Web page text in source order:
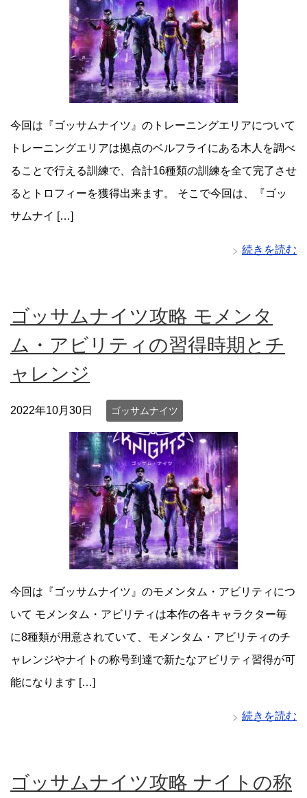
今回は『ゴッサムナイツ』のトレーニングエリアについて
トレーニングエリアは拠点のベルフライにある木人を調べ
ることで行える訓練で、合計16種類の訓練を全て完了させ
るとトロフィーを獲得出来ます。 そこで今回は、『ゴッ
サムナイ […]
続きを読む
ゴッサムナイツ攻略 モメンタ
ム・アビリティの習得時期とチ
ャレンジ
2022年10月30日 ゴッサムナイツ
今回は『ゴッサムナイツ』のモメンタム・アビリティにつ
いて モメンタム・アビリティは本作の各キャラクター毎
に8種類が用意されていて、モメンタム・アビリティのチ
ャレンジやナイトの称号到達で新たなアビリティ習得が可
能になります […]
続きを読む
ゴッサムナイツ攻略 ナイトの称